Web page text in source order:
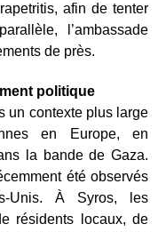
afin de tenter
l’ambassade
de près.
politique
un contexte plus large
en Europe, en
la bande de Gaza.
été observés
Unis. À Syros, les
résidents locaux, de